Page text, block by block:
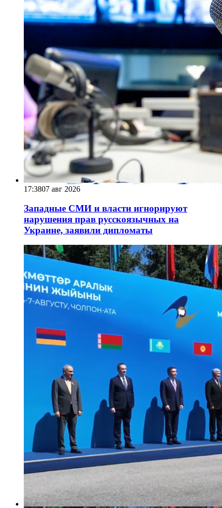
17:3807 авг 2026
Западные СМИ и власти игнорируют
нарушения прав русскоязычных на
Украине, заявили дипломаты